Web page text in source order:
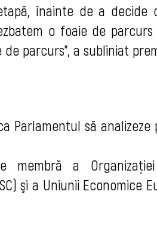
înainte de a decide
o foaie de
parcurs", a subliniat
Parlamentul să
membră a
şi a Uniunii Economice